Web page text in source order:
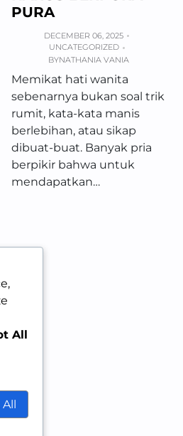
PURA
DECEMBER 06, 2025
UNCATEGORIZED
BYNATHANIA VANIA
Memikat hati wanita
sebenarnya bukan soal trik
rumit, kata-kata manis
berlebihan, atau sikap
dibuat-buat. Banyak pria
berpikir bahwa untuk
mendapatkan…
All